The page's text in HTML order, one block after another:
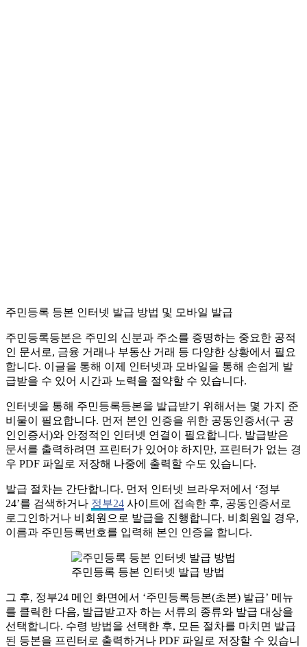
주민등록 등본 인터넷 발급 방법 및 모바일 발급
주민등록등본은 주민의 신분과 주소를 증명하는 중요한 공적
인 문서로, 금융 거래나 부동산 거래 등 다양한 상황에서 필요
합니다. 이글을 통해 이제 인터넷과 모바일을 통해 손쉽게 발
급받을 수 있어 시간과 노력을 절약할 수 있습니다.
인터넷을 통해 주민등록등본을 발급받기 위해서는 몇 가지 준
비물이 필요합니다. 먼저 본인 인증을 위한 공동인증서(구 공
인인증서)와 안정적인 인터넷 연결이 필요합니다. 발급받은
문서를 출력하려면 프린터가 있어야 하지만, 프린터가 없는 경
우 PDF 파일로 저장해 나중에 출력할 수도 있습니다.
발급 절차는 간단합니다. 먼저 인터넷 브라우저에서 ‘정부
24’를 검색하거나 정부24 사이트에 접속한 후, 공동인증서로
로그인하거나 비회원으로 발급을 진행합니다. 비회원일 경우,
이름과 주민등록번호를 입력해 본인 인증을 합니다.
주민등록 등본 인터넷 발급 방법
그 후, 정부24 메인 화면에서 ‘주민등록등본(초본) 발급’ 메뉴
를 클릭한 다음, 발급받고자 하는 서류의 종류와 발급 대상을
선택합니다. 수령 방법을 선택한 후, 모든 절차를 마치면 발급
된 등본을 프린터로 출력하거나 PDF 파일로 저장할 수 있습니